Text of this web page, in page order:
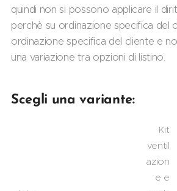
quindi non si possono applicare il
perchè su ordinazione specifica del
ordinazione specifica del cliente e
una variazione tra opzioni di listino.
Scegli una variante:
Kit
ventil
azion
e e